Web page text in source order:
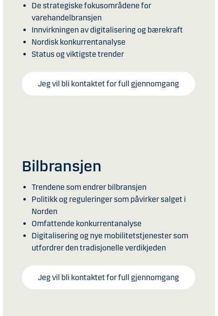
De strategiske fokusområdene for
varehandelbransjen
Innvirkningen av digitalisering og bærekraft
Nordisk konkurrentanalyse
Status og viktigste trender
Jeg vil bli kontaktet for full gjennomgang
Bilbransjen
Trendene som endrer bilbransjen
Politikk og reguleringer som påvirker salget i
Norden
Omfattende konkurrentanalyse
Digitalisering og nye mobilitetstjenester som
utfordrer den tradisjonelle verdikjeden
Jeg vil bli kontaktet for full gjennomgang